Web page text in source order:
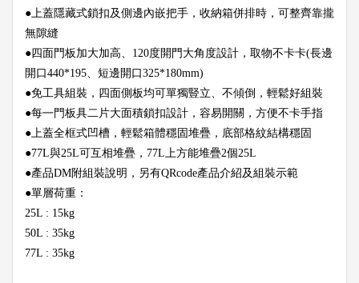
●上蓋隱藏式鎖扣及側邊內嵌把手，收納箱併排時，可整齊靠攏
無隙縫
●四面門板加大加高、120度開門大角度設計，取物不卡卡(⾧邊
開口440*195、短邊開口325*180mm)
●免工具組裝，四面側板均可單獨豎立、不傾倒，輕鬆好組裝
●每㇐門板具二片大面積鎖扣設計，容易開關，方便不卡手指
●上蓋全框式凹槽，輕鬆箱體穩固堆疊，底部格紋結構穩固
●77L與25L可互相堆疊，77L上方能堆疊2個25L
●產品DM附組裝說明，另有QRcode產品介紹及組裝示範
●單層荷重：
25L : 15kg
50L : 35kg
77L : 35kg